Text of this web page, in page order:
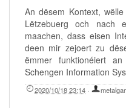
An dësem Kontext,
Lëtzebuerg och nach
maachen, dass eisen
deen mir zejoert zu
ëmmer funktionéiert
Schengen Information
2020/10/18 23:14 ·